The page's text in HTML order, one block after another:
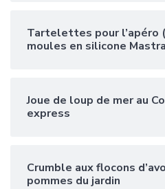
Tartelettes pour l’apéro
moules en silicone
Joue de loup de mer au
express
Crumble aux flocons
pommes du jardin